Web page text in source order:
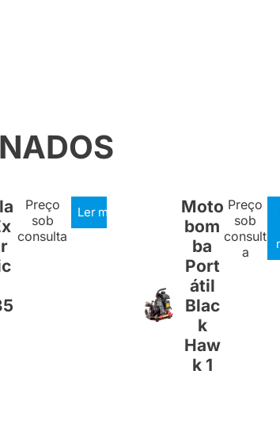
Preço
sob
consulta
Ler mais
Moto
bom
ba
Port
átil
Blac
k
Haw
k 1
Preço
sob
consult
a